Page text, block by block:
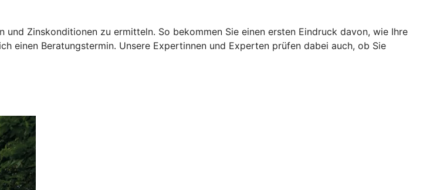
Zinskonditionen zu ermitteln. So bekommen Sie einen ersten Eindruck davon, wie Ihre
einen Beratungstermin. Unsere Expertinnen und Experten prüfen dabei auch, ob Sie